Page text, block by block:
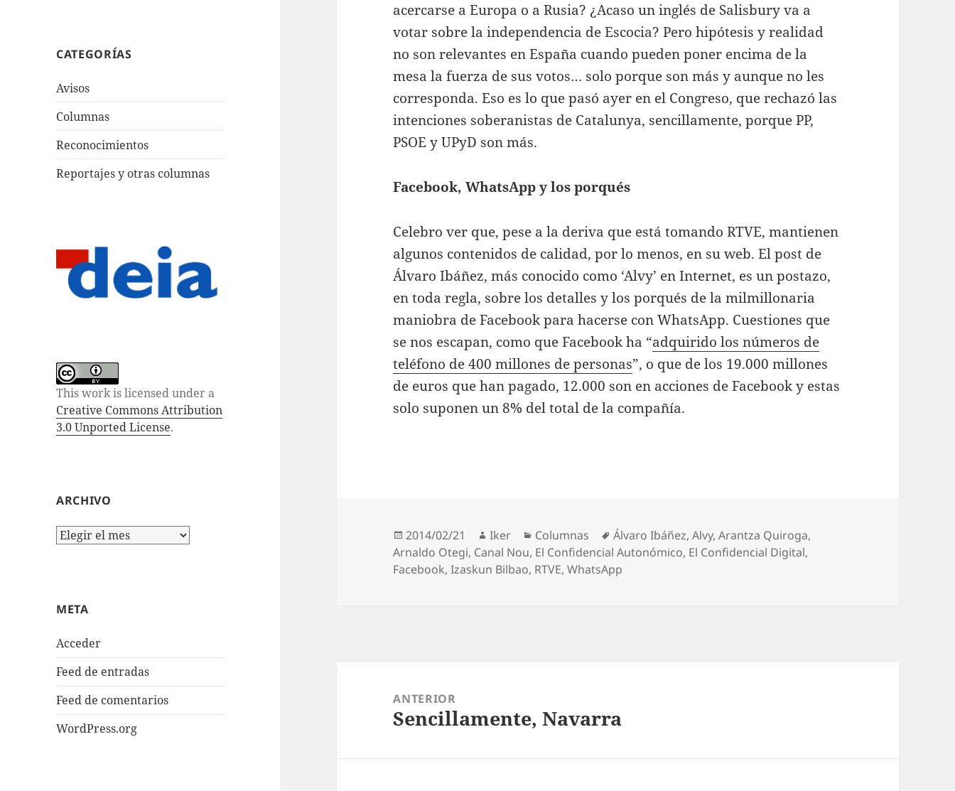
CATEGORÍAS
Avisos
Columnas
Reconocimientos
Reportajes y otras columnas
This work is licensed under a
Creative Commons Attribution
3.0 Unported License.
ARCHIVO
Archivo
META
Acceder
Feed de entradas
Feed de comentarios
WordPress.org
acercarse a Europa o a Rusia? ¿Acaso un inglés de Salisbury va a
votar sobre la independencia de Escocia? Pero hipótesis y realidad
no son relevantes en España cuando pueden poner encima de la
mesa la fuerza de sus votos… solo porque son más y aunque no les
corresponda. Eso es lo que pasó ayer en el Congreso, que rechazó las
intenciones soberanistas de Catalunya, sencillamente, porque PP,
PSOE y UPyD son más.
Facebook, WhatsApp y los porqués
Celebro ver que, pese a la deriva que está tomando RTVE, mantienen
algunos contenidos de calidad, por lo menos, en su web. El post de
Álvaro Ibáñez, más conocido como ‘Alvy’ en Internet, es un postazo,
en toda regla, sobre los detalles y los porqués de la milmillonaria
maniobra de Facebook para hacerse con WhatsApp. Cuestiones que
se nos escapan, como que Facebook ha “adquirido los números de
teléfono de 400 millones de personas”, o que de los 19.000 millones
de euros que han pagado, 12.000 son en acciones de Facebook y estas
solo suponen un 8% del total de la compañía.
Publicado
el
2014/02/21 Autor
Iker Categorías
Columnas Etiquetas
Álvaro Ibáñez,Alvy,Arantza Quiroga,
Arnaldo Otegi, Canal Nou, El Confidencial Autonómico, El Confidencial Digital,
Facebook,Izaskun Bilbao, RTVE,WhatsApp
entradas
ANTERIOR
Entrada
Sencillamente, Navarra